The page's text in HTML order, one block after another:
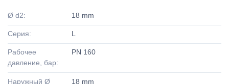
Ø d2: 18 mm
Серия: L
Рабочее
давление, бар:
PN 160
Наружный Ø
18 mm